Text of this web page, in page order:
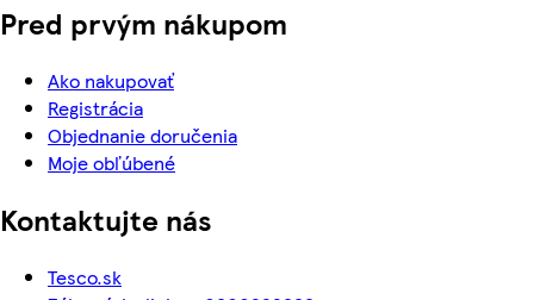
Pred prvým nákupom
Ako nakupovať
Registrácia
Objednanie doručenia
Moje obľúbené
Kontaktujte nás
Tesco.sk